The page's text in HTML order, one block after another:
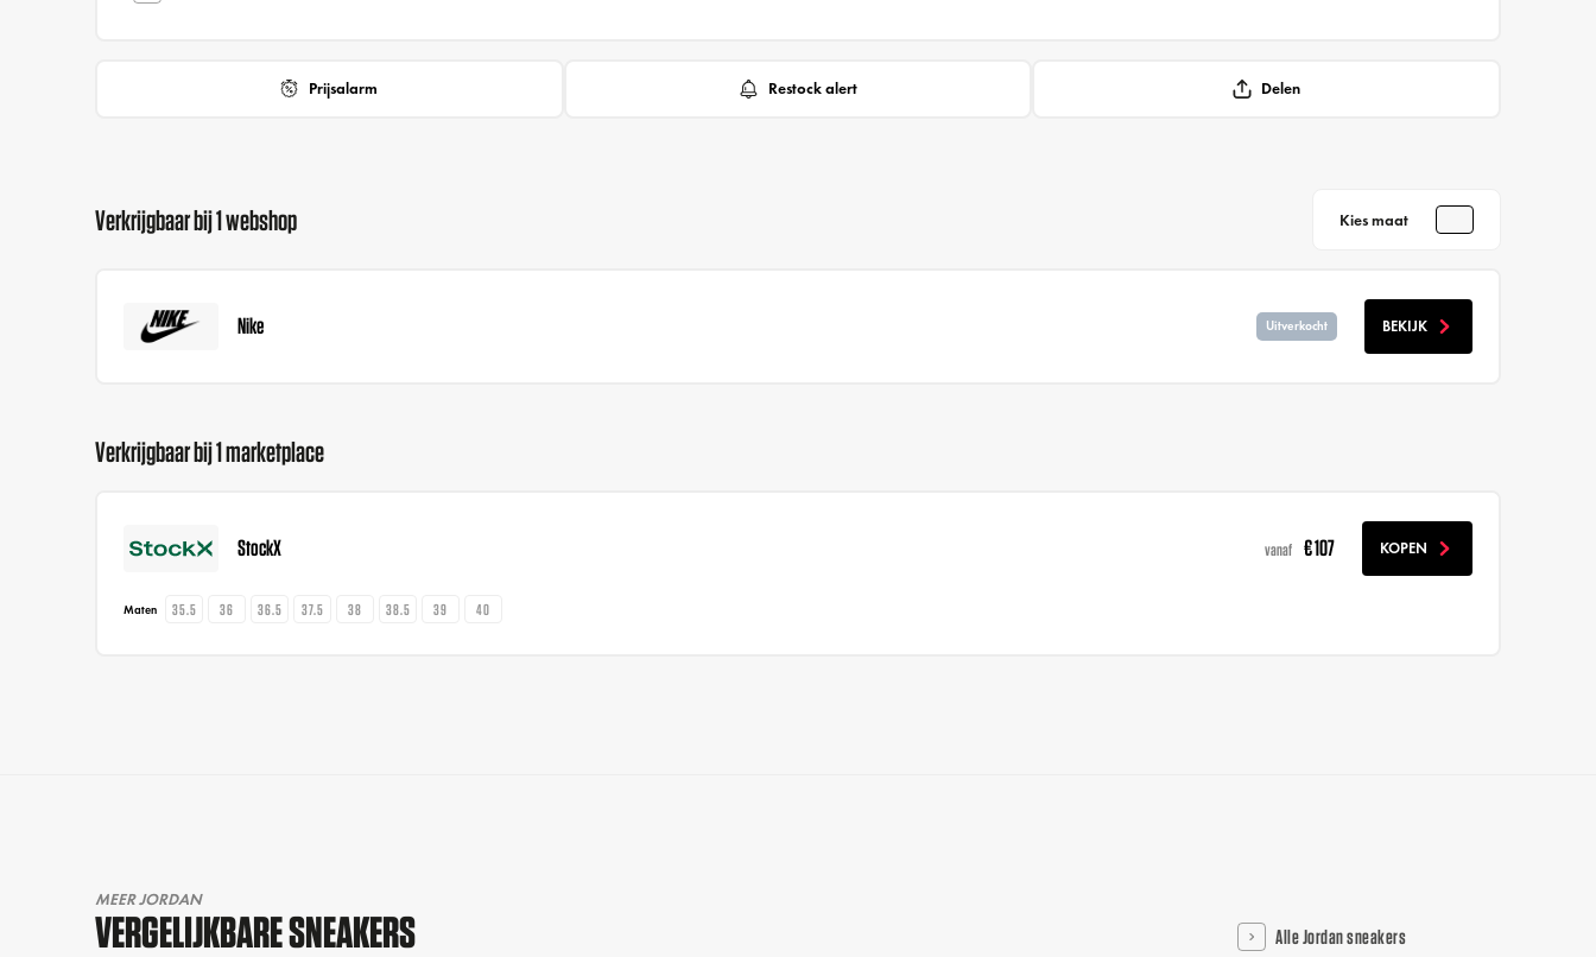
Prijsalarm Restock alert Delen
Verkrijgbaar bij 1 webshop Kies maat
Nike Uitverkocht BEKIJK
Verkrijgbaar bij 1 marketplace
StockX vanaf € 107 KOPEN
Maten 35.5 36 36.5 37.5 38 38.5 39 40
MEER JORDAN
VERGELIJKBARE SNEAKERS Alle Jordan sneakers